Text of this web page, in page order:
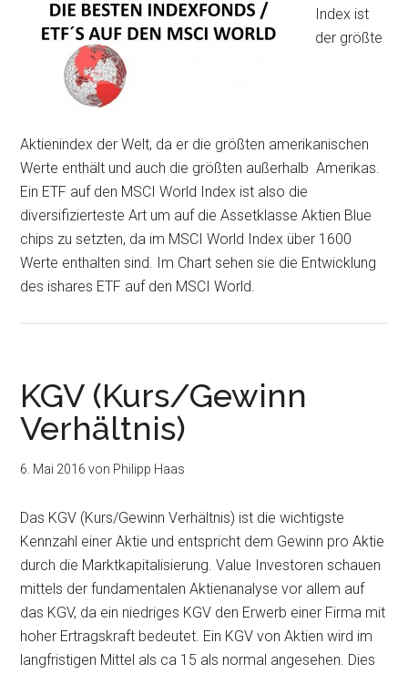
Index ist
der größte
Aktienindex der Welt, da er die größten amerikanischen
Werte enthält und auch die größten außerhalb Amerikas.
Ein ETF auf den MSCI World Index ist also die
diversifizierteste Art um auf die Assetklasse Aktien Blue
chips zu setzten, da im MSCI World Index über 1600
Werte enthalten sind. Im Chart sehen sie die Entwicklung
des ishares ETF auf den MSCI World.
KGV (Kurs/Gewinn
Verhältnis)
6. Mai 2016 von Philipp Haas
Das KGV (Kurs/Gewinn Verhältnis) ist die wichtigste
Kennzahl einer Aktie und entspricht dem Gewinn pro Aktie
durch die Marktkapitalisierung. Value Investoren schauen
mittels der fundamentalen Aktienanalyse vor allem auf
das KGV, da ein niedriges KGV den Erwerb einer Firma mit
hoher Ertragskraft bedeutet. Ein KGV von Aktien wird im
langfristigen Mittel als ca 15 als normal angesehen. Dies